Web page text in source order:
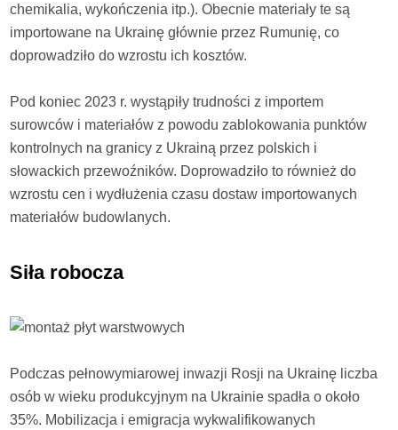
chemikalia, wykończenia itp.). Obecnie materiały te są
importowane na Ukrainę głównie przez Rumunię, co
doprowadziło do wzrostu ich kosztów.
Pod koniec 2023 r. wystąpiły trudności z importem
surowców i materiałów z powodu zablokowania punktów
kontrolnych na granicy z Ukrainą przez polskich i
słowackich przewoźników. Doprowadziło to również do
wzrostu cen i wydłużenia czasu dostaw importowanych
materiałów budowlanych.
Siła robocza
Podczas pełnowymiarowej inwazji Rosji na Ukrainę liczba
osób w wieku produkcyjnym na Ukrainie spadła o około
35%. Mobilizacja i emigracja wykwalifikowanych